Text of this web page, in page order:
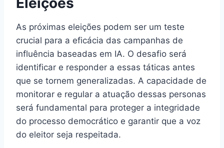
As próximas eleições podem ser um teste
crucial para a eficácia das campanhas de
influência baseadas em IA. O desafio será
identificar e responder a essas táticas antes
que se tornem generalizadas. A capacidade de
monitorar e regular a atuação dessas personas
será fundamental para proteger a integridade
do processo democrático e garantir que a voz
do eleitor seja respeitada.